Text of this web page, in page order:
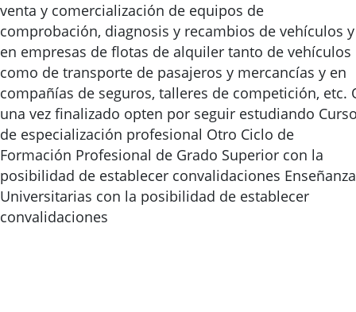
venta y comercialización de equipos de
comprobación, diagnosis y recambios de vehículos y
en empresas de flotas de alquiler tanto de vehículos
como de transporte de pasajeros y mercancías y en
compañías de seguros, talleres de competición, etc.
una vez finalizado opten por seguir estudiando
de especialización profesional Otro Ciclo de
Formación Profesional de Grado Superior con la
posibilidad de establecer convalidaciones
Universitarias con la posibilidad de establecer
convalidaciones